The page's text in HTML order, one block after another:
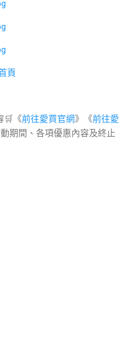
頁
🛒《前往愛買官網》《前往愛
期間、各項優惠內容及終止